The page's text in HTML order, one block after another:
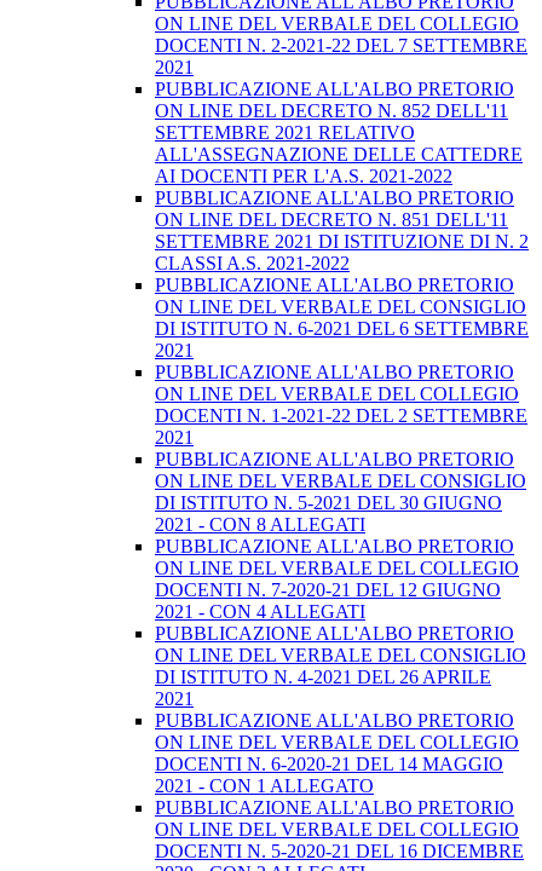
ON LINE DEL VERBALE DEL COLLEGIO
DOCENTI N. 2-2021-22 DEL 7 SETTEMBRE
2021
PUBBLICAZIONE ALL'ALBO PRETORIO
ON LINE DEL DECRETO N. 852 DELL'11
SETTEMBRE 2021 RELATIVO
ALL'ASSEGNAZIONE DELLE CATTEDRE
AI DOCENTI PER L'A.S. 2021-2022
PUBBLICAZIONE ALL'ALBO PRETORIO
ON LINE DEL DECRETO N. 851 DELL'11
SETTEMBRE 2021 DI ISTITUZIONE DI N. 2
CLASSI A.S. 2021-2022
PUBBLICAZIONE ALL'ALBO PRETORIO
ON LINE DEL VERBALE DEL CONSIGLIO
DI ISTITUTO N. 6-2021 DEL 6 SETTEMBRE
2021
PUBBLICAZIONE ALL'ALBO PRETORIO
ON LINE DEL VERBALE DEL COLLEGIO
DOCENTI N. 1-2021-22 DEL 2 SETTEMBRE
2021
PUBBLICAZIONE ALL'ALBO PRETORIO
ON LINE DEL VERBALE DEL CONSIGLIO
DI ISTITUTO N. 5-2021 DEL 30 GIUGNO
2021 - CON 8 ALLEGATI
PUBBLICAZIONE ALL'ALBO PRETORIO
ON LINE DEL VERBALE DEL COLLEGIO
DOCENTI N. 7-2020-21 DEL 12 GIUGNO
2021 - CON 4 ALLEGATI
PUBBLICAZIONE ALL'ALBO PRETORIO
ON LINE DEL VERBALE DEL CONSIGLIO
DI ISTITUTO N. 4-2021 DEL 26 APRILE
2021
PUBBLICAZIONE ALL'ALBO PRETORIO
ON LINE DEL VERBALE DEL COLLEGIO
DOCENTI N. 6-2020-21 DEL 14 MAGGIO
2021 - CON 1 ALLEGATO
PUBBLICAZIONE ALL'ALBO PRETORIO
ON LINE DEL VERBALE DEL COLLEGIO
DOCENTI N. 5-2020-21 DEL 16 DICEMBRE